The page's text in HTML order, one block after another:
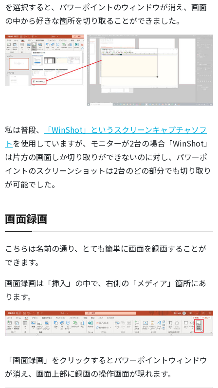
を選択すると、パワーポイントのウィンドウが消え、画面
の中から好きな箇所を切り取ることができました。
私は普段、
「WinShot」というスクリーンキャプチャソフ
トを使用していますが、モニターが2台の場合「WinShot」
は片方の画面しか切り取りができないのに対し、パワーポ
イントのスクリーンショットは2台のどの部分でも切り取り
が可能でした。
画面録画
こちらは名前の通り、とても簡単に画面を録画することが
できます。
画面録画は「挿入」の中で、右側の「メディア」箇所にあ
ります。
「画面録画」をクリックするとパワーポイントウィンドウ
が消え、画面上部に録画の操作画面が現れます。